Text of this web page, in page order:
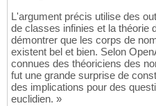
L'argument précis utilise des
de classes infinies et la théorie
démontrer que les corps de
existent bel et bien. Selon
connues des théoriciens des
fut une grande surprise de
des implications pour des
euclidien. »